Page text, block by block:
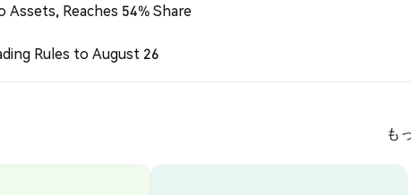
Reaches 54% Share
Rules to August 26
も